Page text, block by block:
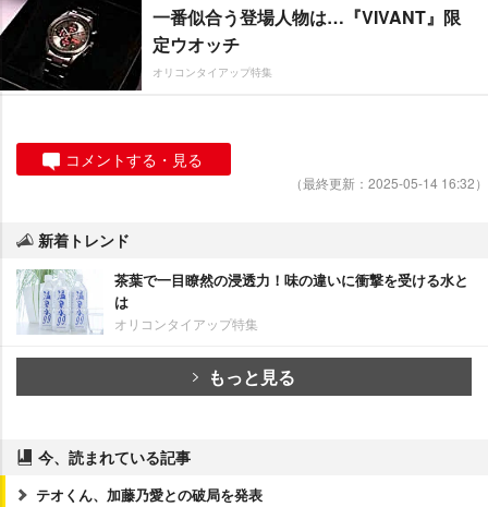
一番似合う登場人物は…『VIVANT』限
定ウオッチ
オリコンタイアップ特集
コメントする・見る
（最終更新：2025-05-14 16:32）
新着トレンド
茶葉で一目瞭然の浸透力！味の違いに衝撃を受ける水と
は
オリコンタイアップ特集
もっと見る
今、読まれている記事
テオくん、加藤乃愛との破局を発表